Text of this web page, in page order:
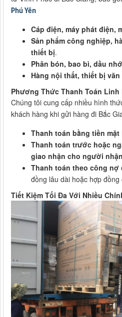
Phú Yên
Cáp điện, máy phát điện,
Sản phẩm công nghiệp,
thiết bị.
Phân bón, bao bì, dầu
Hàng nội thất, thiết bị
Phương Thức Thanh Toán Linh
Chúng tôi cung cấp nhiều hình
khách hàng khi gửi hàng đi Bắc
Thanh toán bằng tiền
Thanh toán trước hoặc
giao nhận cho người nhận
Thanh toán theo công nợ
đồng lâu dài hoặc hợp
Tiết Kiệm Tối Đa Với Nhiều